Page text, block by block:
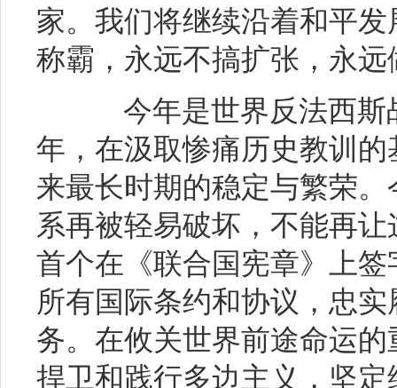
家。我们将继续沿着和平
称霸，永远不搞扩张，永
今年是世界反法西斯
年，在汲取惨痛历史教训
来最长时期的稳定与繁荣
系再被轻易破坏，不能再
首个在《联合国宪章》上
所有国际条约和协议，忠
务。在攸关世界前途命运
捍卫和践行多边主义，坚